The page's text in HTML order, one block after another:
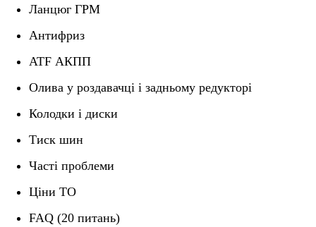
Ланцюг ГРМ
Антифриз
ATF АКПП
Олива у роздавачці і задньому редукторі
Колодки і диски
Тиск шин
Часті проблеми
Ціни ТО
FAQ (20 питань)